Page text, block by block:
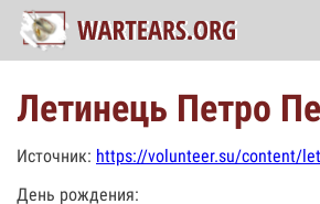
Летинець Петро
Источник: https://volunteer.su/content/
День рождения: